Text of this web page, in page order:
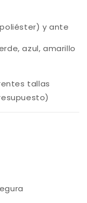
y ante
azul, amarillo
tallas